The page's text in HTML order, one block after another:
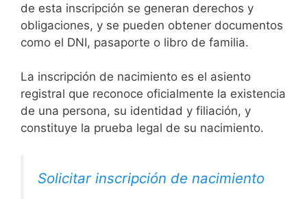
de esta inscripción se generan derechos y
obligaciones, y se pueden obtener documentos
como el DNI, pasaporte o libro de familia.
La inscripción de nacimiento es el asiento
registral que reconoce oficialmente la existencia
de una persona, su identidad y filiación, y
constituye la prueba legal de su nacimiento.
Solicitar inscripción de nacimiento